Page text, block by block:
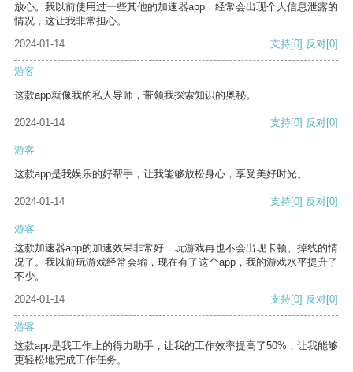
放心。我以前使用过一些其他的加速器app，经常会出现个人信息泄露的
情况，这让我非常担心。
2024-01-14
支持[0] 反对[0]
游客
这款app就像我的私人导师，带领我探索知识的奥秘。
2024-01-14 支持[0] 反对[0]
游客
这款app是我娱乐的好帮手，让我能够放松身心，享受美好时光。
2024-01-14 支持[0] 反对[0]
游客
这款加速器app的加速效果非常好，玩游戏再也不会出现卡顿、掉线的情
况了。我以前玩游戏经常会输，现在有了这个app，我的游戏水平提升了
不少。
2024-01-14
支持[0] 反对[0]
游客
这款app是我工作上的得力助手，让我的工作效率提高了50%，让我能够
更轻松地完成工作任务。